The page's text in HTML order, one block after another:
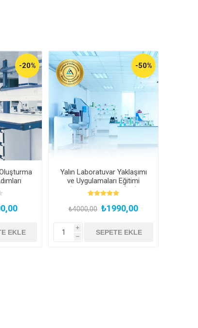
-20% -50%
Yalın Laboratuvar Yaklaşımı
ve Uygulamaları Eğitimi
(Kayıttan Hemen İzle)
₺4000,00 ₺1990,00
i
h